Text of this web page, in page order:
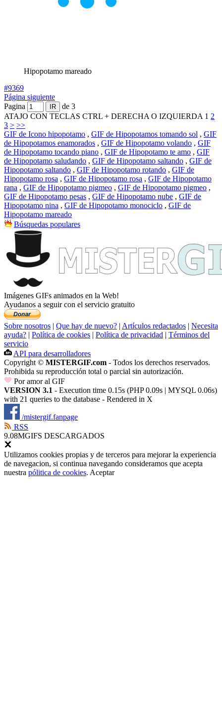
Hipopotamo mareado
#9369
Página siguiente
Pagina
de 3
ATAJO CON TECLAS CTRL + DERECHA O IZQUIERDA 1 2
3 > >>
GIF de Icono hipopotamo , GIF de Hipopotamos tomando sol , GIF
de Hipopotamos enamorados , GIF de Hipopotamo volando , GIF
de Hipopotamo tocando piano , GIF de Hipopotamo te amo , GIF
de Hipopotamo saludando , GIF de Hipopotamo saltando , GIF de
Hipopotamo saltando , GIF de Hipopotamo rotando , GIF de
Hipopotamo rosa , GIF de Hipopotamo rosa , GIF de Hipopotamo
rana , GIF de Hipopotamo pigmeo , GIF de Hipopotamo pigmeo ,
GIF de Hipopotamo pesas , GIF de Hipopotamo nube , GIF de
Hipopotamo nina , GIF de Hipopotamo monociclo , GIF de
Hipopotamo mareado
Búsquedas populares
Imágenes GIFs animados en la Web!
Ayudanos a seguir con el servicio gratuito
Sobre nosotros | Que hay de nuevo? | Artículos redactados | Necesita
ayuda? | Política de cookies | Política de privacidad | Términos del
servicio
API para desarrolladores
Copyright © MISTERGIF.com - Todos los derechos reservados.
Prohibida su reproducción total o parcial sin autorización.
Por amor al GIF
VERSION 3.1 - Execution time 0.15s (PHP 0.09s | MYSQL 0.06s)
with 21 queries to the database - Rendered in X
/mistergif.fanpage
RSS
9.08MGIFS DESCARGADOS
Utilizamos cookies propias y de terceros para mejorar la experiencia
de navegacion, si continua navegando consideramos que acepta
nuestra pólitica de cookies. Aceptar